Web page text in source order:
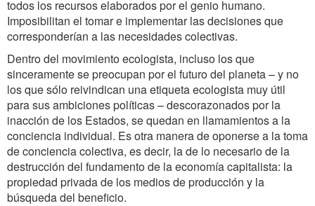
todos los recursos elaborados por el genio humano.
Imposibilitan el tomar e implementar las decisiones que
corresponderían a las necesidades colectivas.
Dentro del movimiento ecologista, incluso los que
sinceramente se preocupan por el futuro del planeta – y no
los que sólo reivindican una etiqueta ecologista muy útil
para sus ambiciones políticas – descorazonados por la
inacción de los Estados, se quedan en llamamientos a la
conciencia individual. Es otra manera de oponerse a la toma
de conciencia colectiva, es decir, la de lo necesario de la
destrucción del fundamento de la economía capitalista: la
propiedad privada de los medios de producción y la
búsqueda del beneficio.